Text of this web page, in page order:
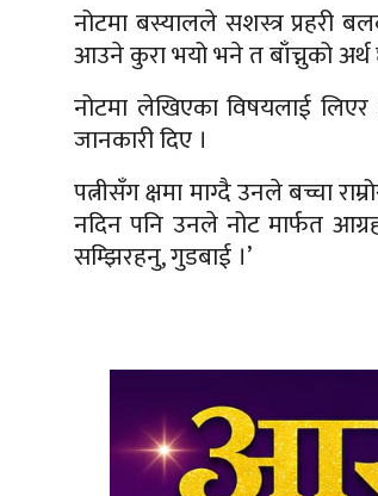
नोटमा बस्यालले सशस्त्र प्रहरी
आउने कुरा भयो भने त बाँच्नुको अर्थ
नोटमा लेखिएका विषयलाई लिएर
जानकारी दिए ।
पत्नीसँग क्षमा माग्दै उनले बच्चा
नदिन पनि उनले नोट मार्फत
सम्झिरहनु, गुडबाई ।’